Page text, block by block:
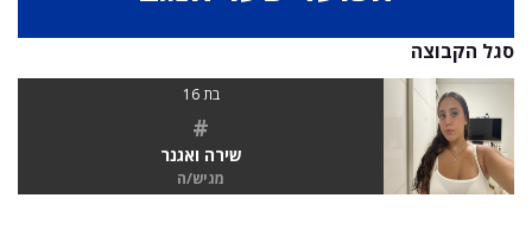
סגל הקבוצה
בת 16
#
שירה ואגנר
מגיש/ה